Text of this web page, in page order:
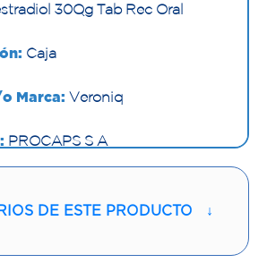
30µg Tab Rec Oral
Caja
Marca: Veroniq
PROCAPS S A
DE ESTE PRODUCTO ↓